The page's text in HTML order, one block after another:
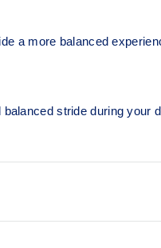
a more balanced
stride during your